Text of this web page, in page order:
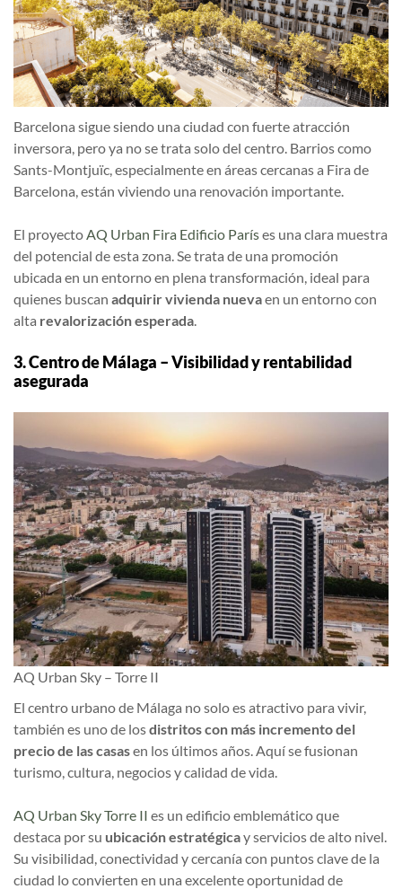
Barcelona sigue siendo una ciudad con fuerte atracción
inversora, pero ya no se trata solo del centro. Barrios como
Sants-Montjuïc, especialmente en áreas cercanas a Fira de
Barcelona, están viviendo una renovación importante.
El proyectoAQ Urban Fira Edificio Paríses una clara muestra
del potencial de esta zona. Se trata de una promoción
ubicada en un entorno en plena transformación, ideal para
quienes buscan adquirir vivienda nuevaen un entorno con
alta revalorización esperada.
3. Centro de Málaga – Visibilidad y rentabilidad
asegurada
AQ Urban Sky – Torre II
El centro urbano de Málaga no solo es atractivo para vivir,
también es uno de losdistritos con más incremento del
precio de las casasen los últimos años. Aquí se fusionan
turismo, cultura, negocios y calidad de vida.
AQ Urban Sky Torre II es un edificio emblemático que
destaca por su ubicación estratégicay servicios de alto nivel.
Su visibilidad, conectividad y cercanía con puntos clave de la
ciudad lo convierten en una excelente oportunidad de